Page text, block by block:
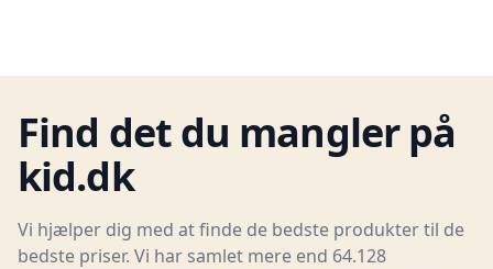
Find det du mangler på
kid.dk
Vi hjælper dig med at finde de bedste produkter til de
bedste priser. Vi har samlet mere end 64.128